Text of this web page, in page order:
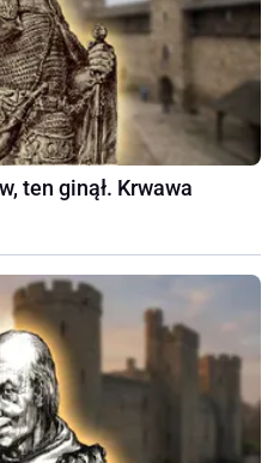
ten ginął. Krwawa